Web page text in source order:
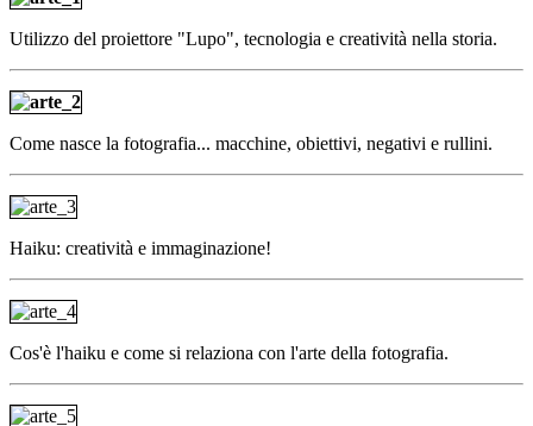
Utilizzo del proiettore "Lupo", tecnologia e creatività nella storia.
Come nasce la fotografia... macchine, obiettivi, negativi e rullini.
Haiku: creatività e immaginazione!
Cos'è l'haiku e come si relaziona con l'arte della fotografia.